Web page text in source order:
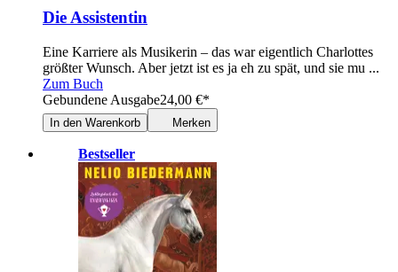
Die Assistentin
Eine Karriere als Musikerin – das war eigentlich Charlottes
größter Wunsch. Aber jetzt ist es ja eh zu spät, und sie mu ...
Zum Buch
Gebundene Ausgabe24,00 €*
In den Warenkorb Merken
Bestseller